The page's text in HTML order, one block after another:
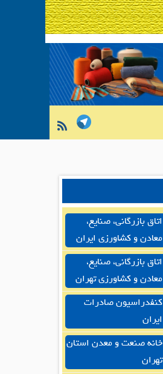
اتاق بازرگانی، صنایع،
معادن و کشاورزی ایران
اتاق بازرگانی، صنایع،
معادن و کشاورزی تهران
کنفدراسیون صادرات
ایران
خانه صنعت و معدن استان
تهران